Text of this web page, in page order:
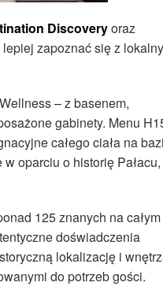
Discoveryoraz
zapoznać się z
– z basenem,
gabinety. Menu
całego ciała na
oparciu o historię
125 znanych na całym
doświadczenia
lokalizację i
do potrzeb gości.